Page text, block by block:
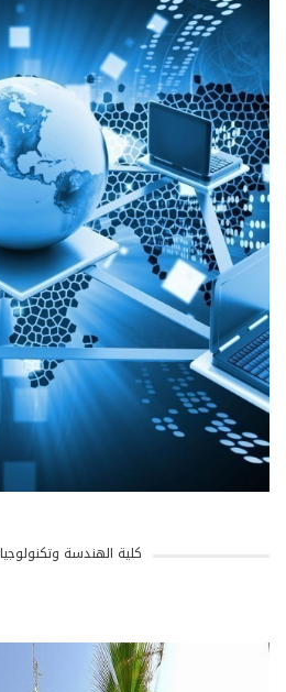
كلية الهندسة